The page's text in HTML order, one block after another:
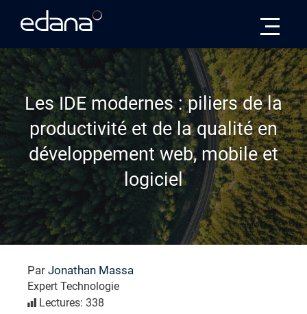
Les IDE modernes : piliers de la
productivité et de la qualité en
développement web, mobile et
logiciel
Par Jonathan Massa
Expert Technologie
Lectures: 338